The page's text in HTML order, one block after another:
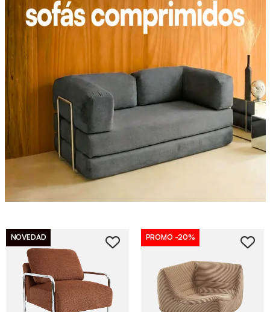
NOVEDAD PROMO -20%